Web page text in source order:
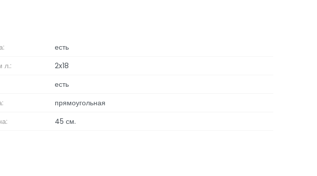
есть
л.:
2x18
есть
прямоугольная
45 см.